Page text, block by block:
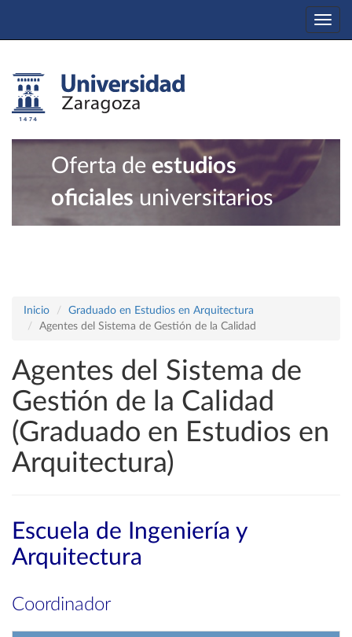
Oferta de estudios
oficiales universitarios
Inicio
Graduado en Estudios en Arquitectura
Agentes del Sistema de Gestión de la Calidad
Agentes del Sistema de
Gestión de la Calidad
(Graduado en Estudios en
Arquitectura)
Escuela de Ingeniería y
Arquitectura
Coordinador